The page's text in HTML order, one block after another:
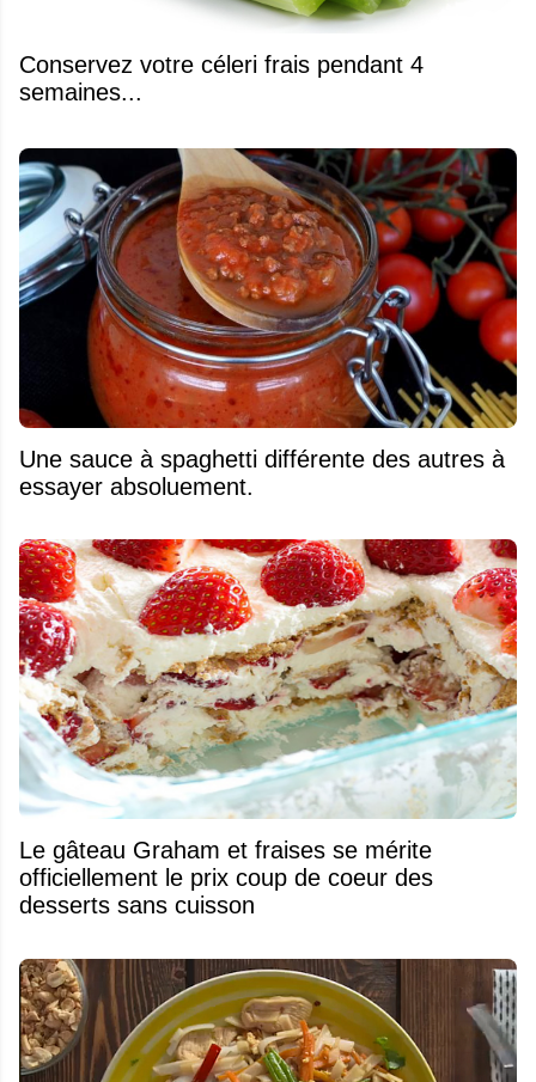
Conservez votre céleri frais pendant 4
semaines...
Une sauce à spaghetti différente des autres à
essayer absoluement.
Le gâteau Graham et fraises se mérite
officiellement le prix coup de coeur des
desserts sans cuisson